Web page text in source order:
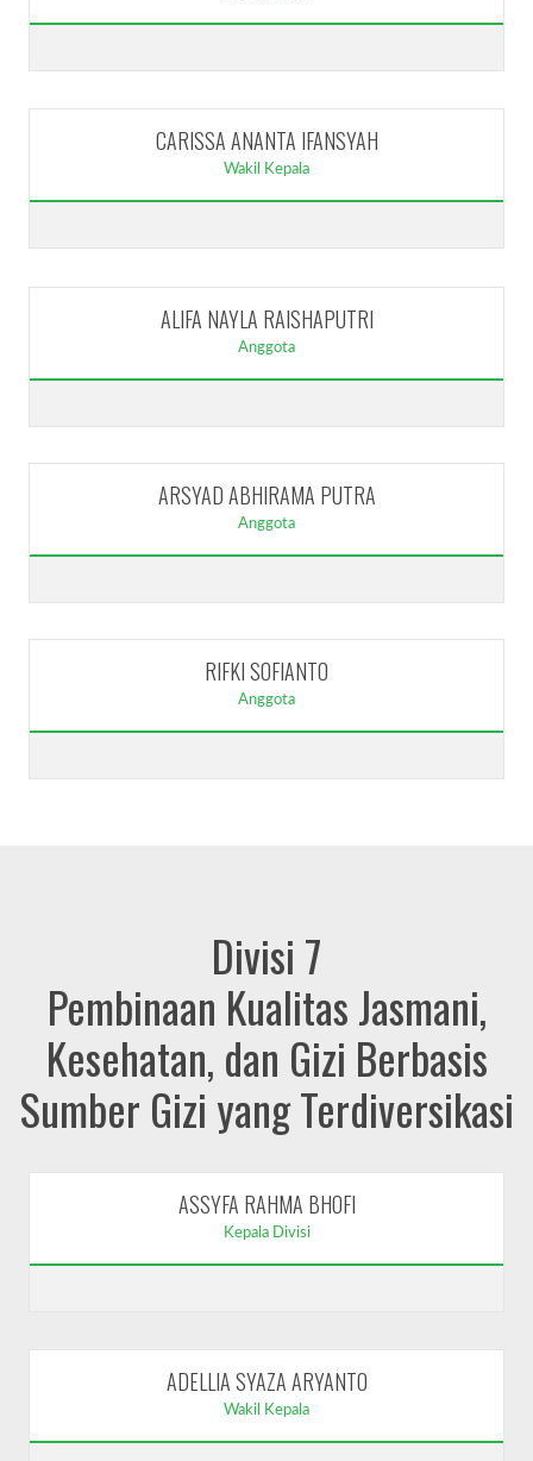
CARISSA ANANTA IFANSYAH
Wakil Kepala
ALIFA NAYLA RAISHAPUTRI
Anggota
ARSYAD ABHIRAMA PUTRA
Anggota
RIFKI SOFIANTO
Anggota
Divisi 7
Pembinaan Kualitas Jasmani,
Kesehatan, dan Gizi Berbasis
Sumber Gizi yang Terdiversikasi
ASSYFA RAHMA BHOFI
Kepala Divisi
ADELLIA SYAZA ARYANTO
Wakil Kepala